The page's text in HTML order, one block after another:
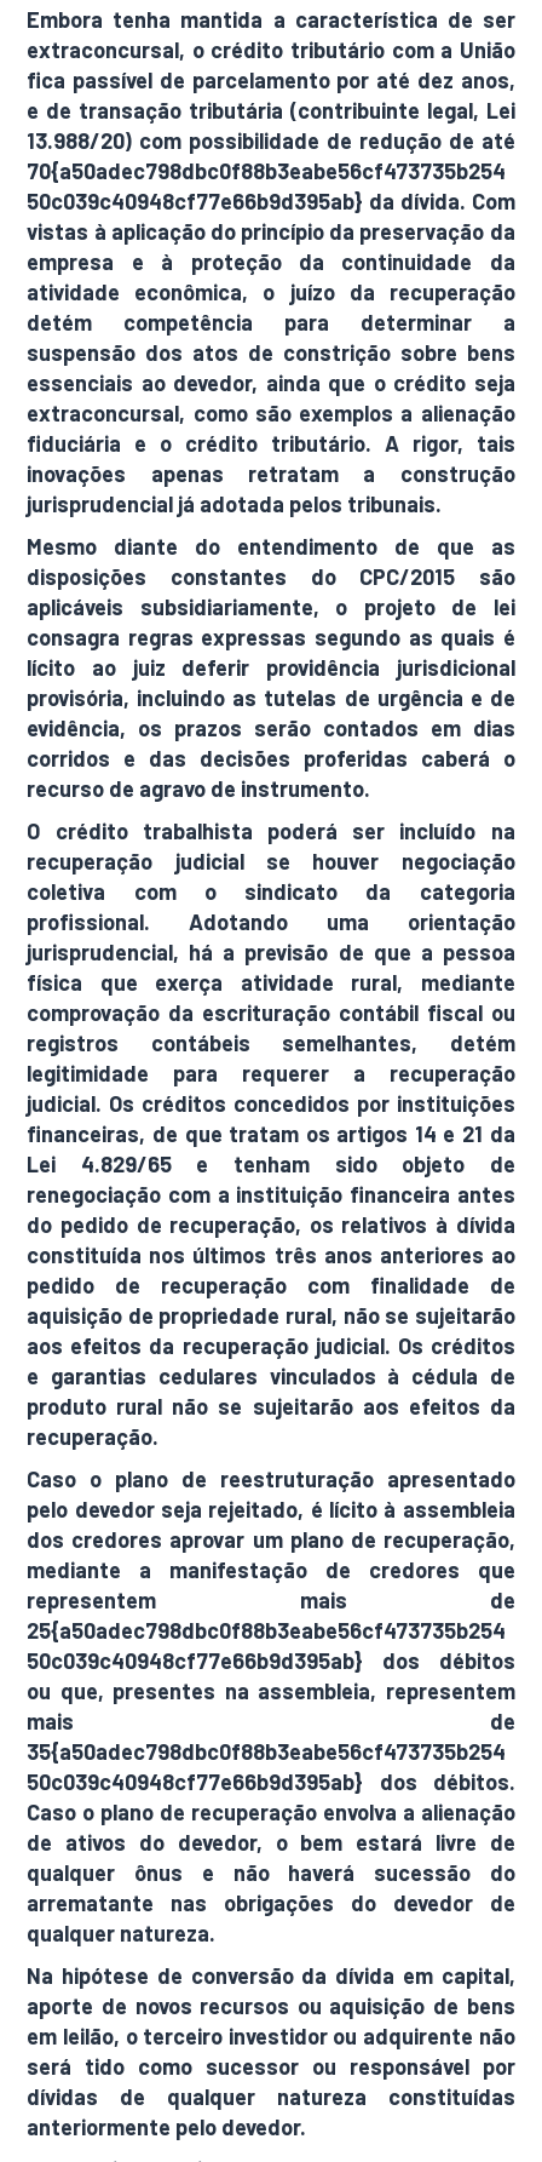
Embora tenha mantida a característica de ser
extraconcursal, o crédito tributário com a União
fica passível de parcelamento por até dez anos,
e de transação tributária (contribuinte legal, Lei
13.988/20) com possibilidade de redução de até
70{a50adec798dbc0f88b3eabe56cf473735b254
50c039c40948cf77e66b9d395ab} da dívida. Com
vistas à aplicação do princípio da preservação da
empresa e à proteção da continuidade da
atividade econômica, o juízo da recuperação
detém competência para determinar a
suspensão dos atos de constrição sobre bens
essenciais ao devedor, ainda que o crédito seja
extraconcursal, como são exemplos a alienação
fiduciária e o crédito tributário. A rigor, tais
inovações apenas retratam a construção
jurisprudencial já adotada pelos tribunais.
Mesmo diante do entendimento de que as
disposições constantes do CPC/2015 são
aplicáveis subsidiariamente, o projeto de lei
consagra regras expressas segundo as quais é
lícito ao juiz deferir providência jurisdicional
provisória, incluindo as tutelas de urgência e de
evidência, os prazos serão contados em dias
corridos e das decisões proferidas caberá o
recurso de agravo de instrumento.
O crédito trabalhista poderá ser incluído na
recuperação judicial se houver negociação
coletiva com o sindicato da categoria
profissional. Adotando uma orientação
jurisprudencial, há a previsão de que a pessoa
física que exerça atividade rural, mediante
comprovação da escrituração contábil fiscal ou
registros contábeis semelhantes, detém
legitimidade para requerer a recuperação
judicial. Os créditos concedidos por instituições
financeiras, de que tratam os artigos 14 e 21 da
Lei 4.829/65 e tenham sido objeto de
renegociação com a instituição financeira antes
do pedido de recuperação, os relativos à dívida
constituída nos últimos três anos anteriores ao
pedido de recuperação com finalidade de
aquisição de propriedade rural, não se sujeitarão
aos efeitos da recuperação judicial. Os créditos
e garantias cedulares vinculados à cédula de
produto rural não se sujeitarão aos efeitos da
recuperação.
Caso o plano de reestruturação apresentado
pelo devedor seja rejeitado, é lícito à assembleia
dos credores aprovar um plano de recuperação,
mediante a manifestação de credores que
representem mais de
25{a50adec798dbc0f88b3eabe56cf473735b254
50c039c40948cf77e66b9d395ab} dos débitos
ou que, presentes na assembleia, representem
mais de
35{a50adec798dbc0f88b3eabe56cf473735b254
50c039c40948cf77e66b9d395ab} dos débitos.
Caso o plano de recuperação envolva a alienação
de ativos do devedor, o bem estará livre de
qualquer ônus e não haverá sucessão do
arrematante nas obrigações do devedor de
qualquer natureza.
Na hipótese de conversão da dívida em capital,
aporte de novos recursos ou aquisição de bens
em leilão, o terceiro investidor ou adquirente não
será tido como sucessor ou responsável por
dívidas de qualquer natureza constituídas
anteriormente pelo devedor.